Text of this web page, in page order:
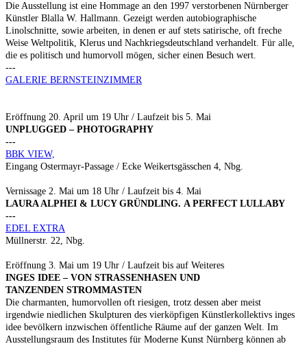
Die Ausstellung ist eine Hommage an den 1997 verstorbenen Nürnberger
Künstler Blalla W. Hallmann. Gezeigt werden autobiographische
Linolschnitte, sowie arbeiten, in denen er auf stets satirische, oft freche
Weise Weltpolitik, Klerus und Nachkriegsdeutschland verhandelt. Für alle,
die es politisch und humorvoll mögen, sicher einen Besuch wert.
---
GALERIE BERNSTEINZIMMER
Eröffnung 20. April um 19 Uhr / Laufzeit bis 5. Mai
UNPLUGGED – PHOTOGRAPHY
---
BBK VIEW,
Eingang Ostermayr-Passage / Ecke Weikertsgässchen 4, Nbg.
Vernissage 2. Mai um 18 Uhr / Laufzeit bis 4. Mai
LAURA ALPHEI & LUCY GRÜNDLING. A PERFECT LULLABY
---
EDEL EXTRA
Müllnerstr. 22, Nbg.
Eröffnung 3. Mai um 19 Uhr / Laufzeit bis auf Weiteres
INGES IDEE – VON STRASSENHASEN UND
TANZENDEN STROMMASTEN
Die charmanten, humorvollen oft riesigen, trotz dessen aber meist
irgendwie niedlichen Skulpturen des vierköpfigen Künstlerkollektivs inges
idee bevölkern inzwischen öffentliche Räume auf der ganzen Welt. Im
Ausstellungsraum des Institutes für Moderne Kunst Nürnberg können ab